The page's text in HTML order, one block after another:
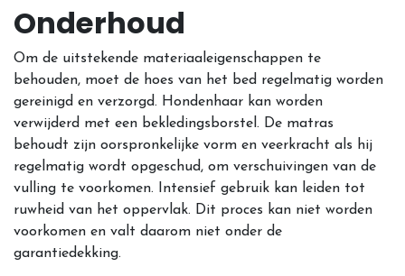
Onderhoud
Om de uitstekende materiaaleigenschappen te
behouden, moet de hoes van het bed regelmatig worden
gereinigd en verzorgd. Hondenhaar kan worden
verwijderd met een bekledingsborstel. De matras
behoudt zijn oorspronkelijke vorm en veerkracht als hij
regelmatig wordt opgeschud, om verschuivingen van de
vulling te voorkomen. Intensief gebruik kan leiden tot
ruwheid van het oppervlak. Dit proces kan niet worden
voorkomen en valt daarom niet onder de
garantiedekking.